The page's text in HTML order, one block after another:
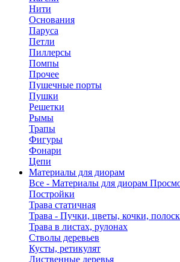
Нити
Основания
Паруса
Петли
Пиллерсы
Помпы
Прочее
Пушечные порты
Пушки
Решетки
Рымы
Трапы
Фигуры
Фонари
Цепи
Материалы для диорам
Все - Материалы для диорам
Постройки
Трава статичная
Трава - Пучки, цветы, кочки,
Трава в листах, рулонах
Стволы деревьев
Кусты, ретикулят
Лиственные деревья